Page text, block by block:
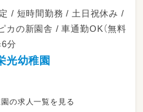
◎ / 短時間勤務 / 土日祝休み /
カの新園舎 / 車通勤OK（無料
分
幼稚園
の求人一覧を見る